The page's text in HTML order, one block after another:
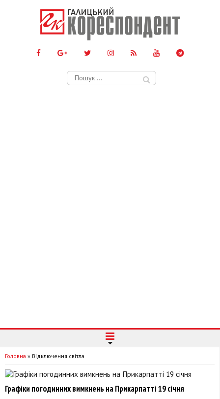
Пошук:
Головна » Відключення світла
Графіки погодинних вимкнень на Прикарпатті 19 січня